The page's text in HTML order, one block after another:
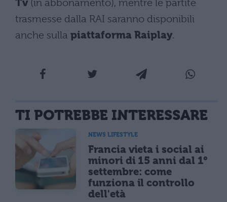
Tv (in abbonamento), mentre le partite
trasmesse dalla RAI saranno disponibili
anche sulla piattaforma Raiplay.
TI POTREBBE INTERESSARE
NEWS LIFESTYLE
Francia vieta i social ai
minori di 15 anni dal 1°
settembre: come
funziona il controllo
dell'età